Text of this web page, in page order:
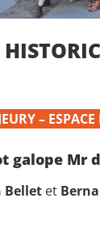
– ESPACE
galope Mr
Bellet et